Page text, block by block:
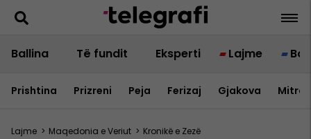
Ballina Të fundit Eksperti Lajme
Prishtina Prizreni Peja Ferizaj Gjakova
Lajme > Maqedonia e Veriut > Kronikë e Zezë